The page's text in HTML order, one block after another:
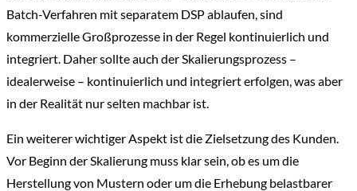
Batch-Verfahren mit separatem DSP ablaufen, sind
kommerzielle Großprozesse in der Regel kontinuierlich und
integriert. Daher sollte auch der Skalierungsprozess –
idealerweise – kontinuierlich und integriert erfolgen, was aber
in der Realität nur selten machbar ist.
Ein weiterer wichtiger Aspekt ist die Zielsetzung des Kunden.
Vor Beginn der Skalierung muss klar sein, ob es um die
Herstellung von Mustern oder um die Erhebung belastbarer